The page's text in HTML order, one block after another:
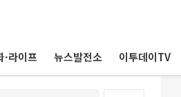
·라이프 뉴스발전소 이투데이TV